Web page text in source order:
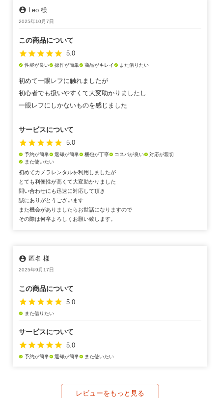
account_circle Leo 様
2025年10月7日
この商品について
star star star star star 5.0
check_circle 性能が良いcheck_circle 操作が簡単check_circle 商品がキレイ check_circle また借りたい
初めて一眼レフに触れましたが
初心者でも扱いやすくて大変助かりましたし
一眼レフにしかないものを感じました
サービスについて
star star star star star 5.0
check_circle 予約が簡単check_circle 返却が簡単check_circle 梱包が丁寧check_circle コスパが良いcheck_circle 対応が親切
check_circle また使いたい
初めてカメラレンタルを利用しましたが
とても利便性が高くて大変助かりました
問い合わせにも迅速に対応して頂き
誠にありがとうございます
また機会がありましたらお世話になりますので
その際は何卒よろしくお願い致します。
account_circle 匿名 様
2025年9月17日
この商品について
star star star star star 5.0
check_circle また借りたい
サービスについて
star star star star star 5.0
check_circle 予約が簡単check_circle 返却が簡単check_circle また使いたい
レビューをもっと見る